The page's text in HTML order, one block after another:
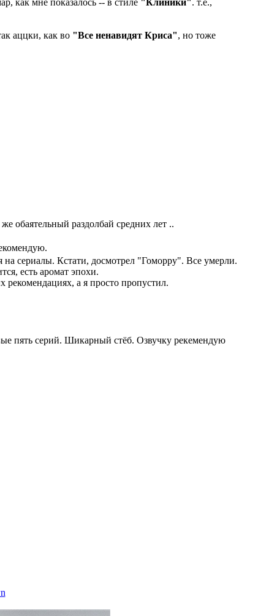
как мне показалось -- в стиле "Клиники". т.е.,
аццки, как во "Все ненавидят Криса", но тоже
обаятельный раздолбай средних лет ..
на сериалы. Кстати, досмотрел "Гоморру". Все умерли.
есть аромат эпохи.
а я просто пропустил.
пять серий. Шикарный стёб. Озвучку рекемендую